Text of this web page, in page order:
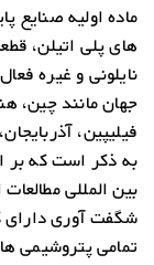
ماده اولیه صنایع
های پلی اتیلن،
نایلونی و غیره
جهان مانند چین،
فیلیپین،
به ذکر است که
بین المللی
شگفت آوری دارای
تمامی پتروشیمی